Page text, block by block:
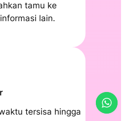
tamu ke
lain.
tersisa hingga